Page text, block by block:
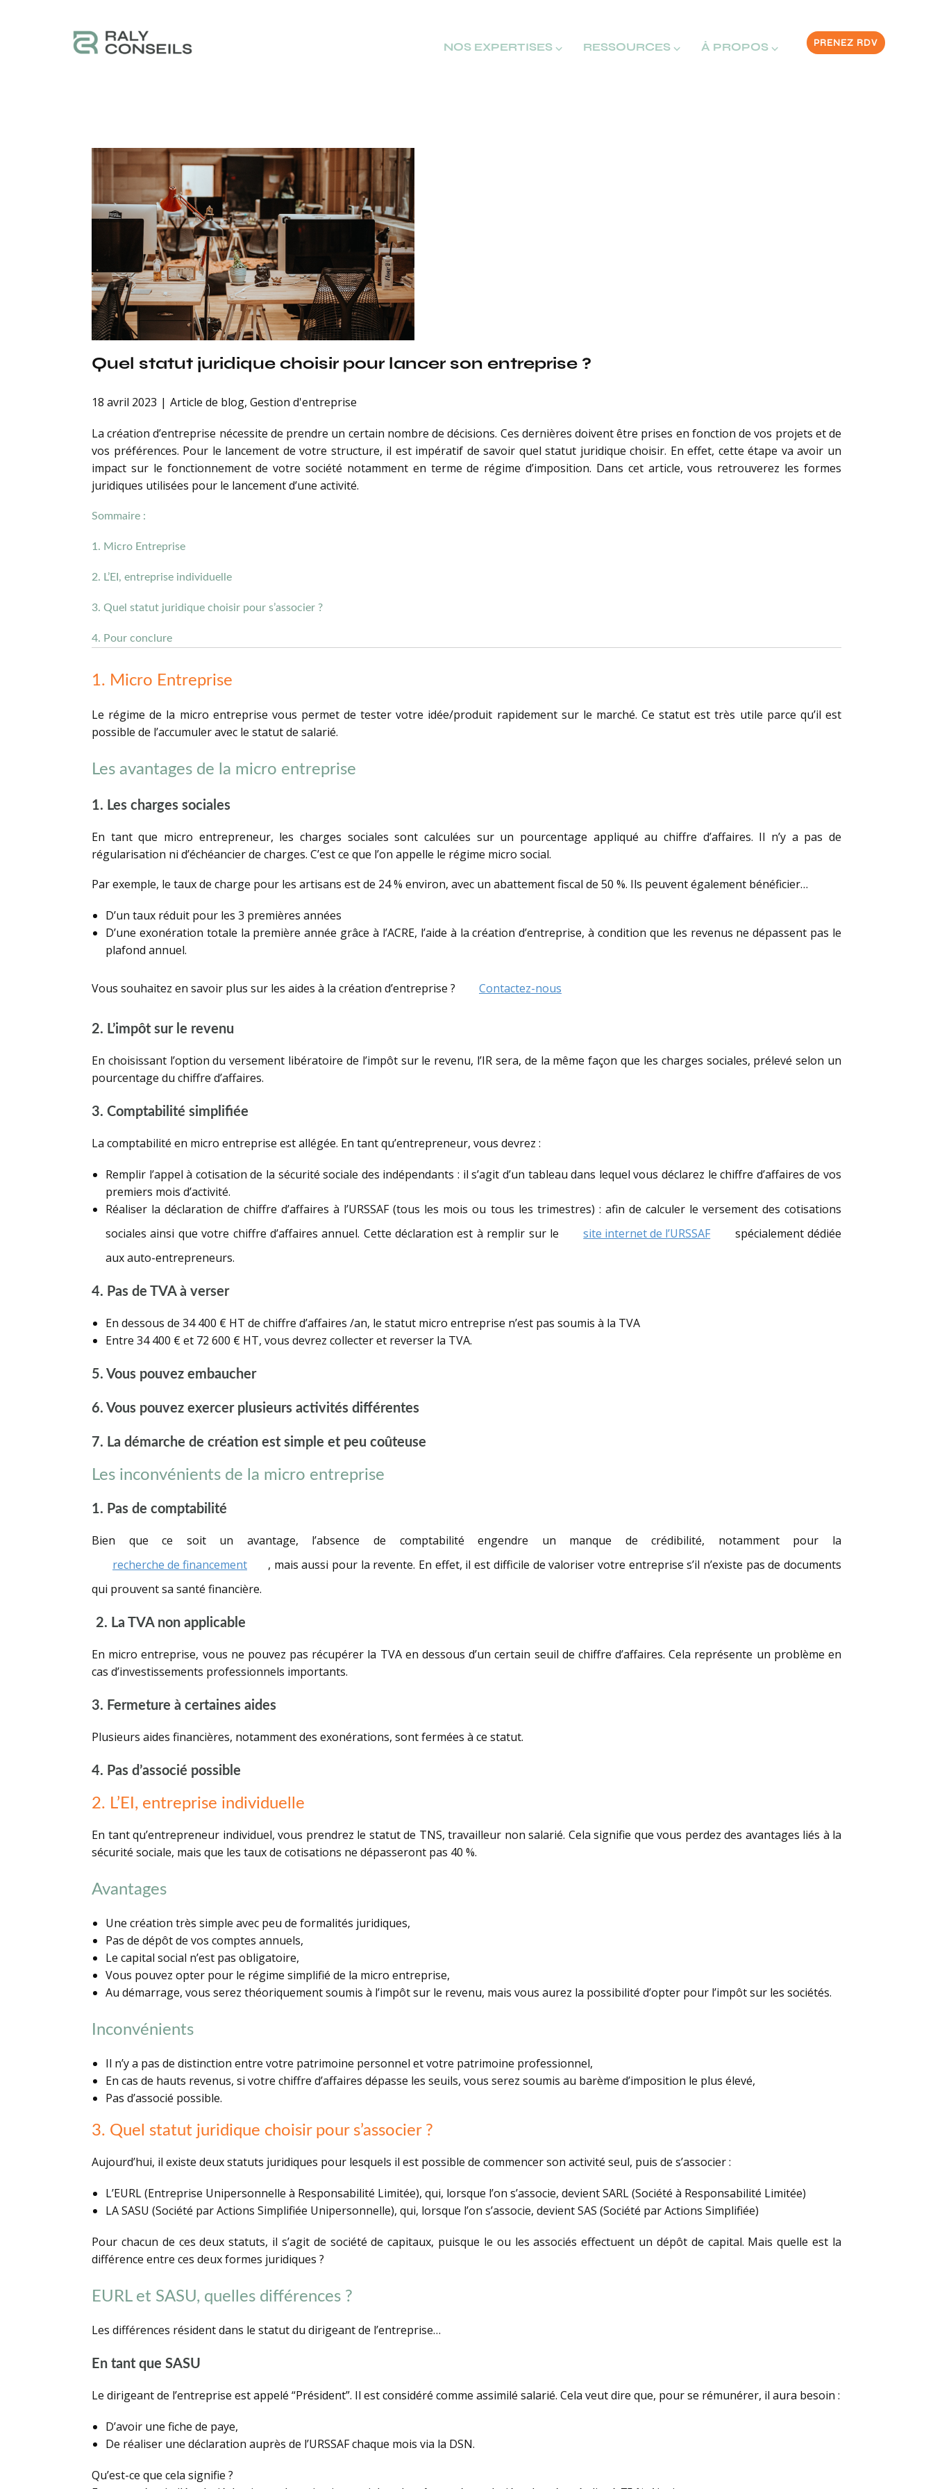
PRENEZ RDV
NOS EXPERTISES ⌵ RESSOURCES ⌵ À PROPOS ⌵
Quel statut juridique choisir pour lancer son entreprise ?
18 avril 2023 Article de blog, Gestion d'entreprise
La création d’entreprise nécessite de prendre un certain nombre de décisions. Ces dernières doivent être prises en fonction de vos projets et de
vos préférences. Pour le lancement de votre structure, il est impératif de savoir quel statut juridique choisir. En effet, cette étape va avoir un
impact sur le fonctionnement de votre société notamment en terme de régime d’imposition. Dans cet article, vous retrouverez les formes
juridiques utilisées pour le lancement d’une activité.
Sommaire :
1. Micro Entreprise
2. L’EI, entreprise individuelle
3. Quel statut juridique choisir pour s’associer ?
4. Pour conclure
1. Micro Entreprise
Le régime de la micro entreprise vous permet de tester votre idée/produit rapidement sur le marché. Ce statut est très utile parce qu’il est
possible de l’accumuler avec le statut de salarié.
Les avantages de la micro entreprise
1. Les charges sociales
En tant que micro entrepreneur, les charges sociales sont calculées sur un pourcentage appliqué au chiffre d’affaires. Il n’y a pas de
régularisation ni d’échéancier de charges. C’est ce que l’on appelle le régime micro social.
Par exemple, le taux de charge pour les artisans est de 24 % environ, avec un abattement fiscal de 50 %. Ils peuvent également bénéficier…
D’un taux réduit pour les 3 premières années
D’une exonération totale la première année grâce à l’ACRE, l’aide à la création d’entreprise, à condition que les revenus ne dépassent pas le
plafond annuel.
Vous souhaitez en savoir plus sur les aides à la création d’entreprise ? Contactez-nous
2. L’impôt sur le revenu
En choisissant l’option du versement libératoire de l’impôt sur le revenu, l’IR sera, de la même façon que les charges sociales, prélevé selon un
pourcentage du chiffre d’affaires.
3. Comptabilité simplifiée
La comptabilité en micro entreprise est allégée. En tant qu’entrepreneur, vous devrez :
Remplir l’appel à cotisation de la sécurité sociale des indépendants : il s’agit d’un tableau dans lequel vous déclarez le chiffre d’affaires de vos
premiers mois d’activité.
Réaliser la déclaration de chiffre d’affaires à l’URSSAF (tous les mois ou tous les trimestres) : afin de calculer le versement des cotisations
sociales ainsi que votre chiffre d’affaires annuel. Cette déclaration est à remplir sur le
site internet de l’URSSAF
spécialement dédiée
aux auto-entrepreneurs.
4. Pas de TVA à verser
En dessous de 34 400 € HT de chiffre d’affaires /an, le statut micro entreprise n’est pas soumis à la TVA
Entre 34 400 € et 72 600 € HT, vous devrez collecter et reverser la TVA.
5. Vous pouvez embaucher
6. Vous pouvez exercer plusieurs activités différentes
7. La démarche de création est simple et peu coûteuse
Les inconvénients de la micro entreprise
1. Pas de comptabilité
Bien que ce soit un avantage, l’absence de comptabilité engendre un manque de crédibilité, notamment pour la
recherche de financement
, mais aussi pour la revente. En effet, il est difficile de valoriser votre entreprise s’il n’existe pas de documents
qui prouvent sa santé financière.
2. La TVA non applicable
En micro entreprise, vous ne pouvez pas récupérer la TVA en dessous d’un certain seuil de chiffre d’affaires. Cela représente un problème en
cas d’investissements professionnels importants.
3. Fermeture à certaines aides
Plusieurs aides financières, notamment des exonérations, sont fermées à ce statut.
4. Pas d’associé possible
2. L’EI, entreprise individuelle
En tant qu’entrepreneur individuel, vous prendrez le statut de TNS, travailleur non salarié. Cela signifie que vous perdez des avantages liés à la
sécurité sociale, mais que les taux de cotisations ne dépasseront pas 40 %.
Avantages
Une création très simple avec peu de formalités juridiques,
Pas de dépôt de vos comptes annuels,
Le capital social n’est pas obligatoire,
Vous pouvez opter pour le régime simplifié de la micro entreprise,
Au démarrage, vous serez théoriquement soumis à l’impôt sur le revenu, mais vous aurez la possibilité d’opter pour l’impôt sur les sociétés.
Inconvénients
Il n’y a pas de distinction entre votre patrimoine personnel et votre patrimoine professionnel,
En cas de hauts revenus, si votre chiffre d’affaires dépasse les seuils, vous serez soumis au barème d’imposition le plus élevé,
Pas d’associé possible.
3. Quel statut juridique choisir pour s’associer ?
Aujourd’hui, il existe deux statuts juridiques pour lesquels il est possible de commencer son activité seul, puis de s’associer :
L’EURL (Entreprise Unipersonnelle à Responsabilité Limitée), qui, lorsque l’on s’associe, devient SARL (Société à Responsabilité Limitée)
LA SASU (Société par Actions Simplifiée Unipersonnelle), qui, lorsque l’on s’associe, devient SAS (Société par Actions Simplifiée)
Pour chacun de ces deux statuts, il s’agit de société de capitaux, puisque le ou les associés effectuent un dépôt de capital. Mais quelle est la
différence entre ces deux formes juridiques ?
EURL et SASU, quelles différences ?
Les différences résident dans le statut du dirigeant de l’entreprise…
En tant que SASU
Le dirigeant de l’entreprise est appelé “Président”. Il est considéré comme assimilé salarié. Cela veut dire que, pour se rémunérer, il aura besoin :
D’avoir une fiche de paye,
De réaliser une déclaration auprès de l’URSSAF chaque mois via la DSN.
Qu’est-ce que cela signifie ?